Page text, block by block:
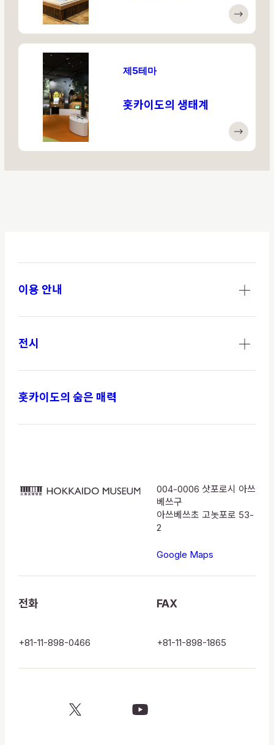
제5테마
홋카이도의 생태계
이용 안내
전시
홋카이도의 숨은 매력
HOKKAIDO
004-0006 삿포로시 아쓰
베쓰구
아쓰베쓰초 고놋포로 53-
2
Google Maps
전화
+81-11-898-0466
FAX
+81-11-898-1865